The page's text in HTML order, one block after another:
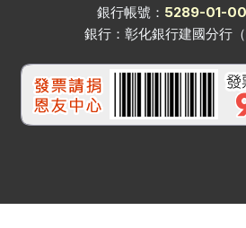
銀行帳號： 5289-01-
銀行：彰化銀行建國分行